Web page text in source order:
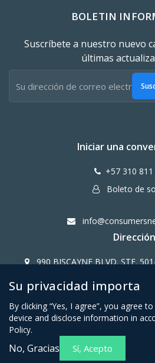
BOLETIN
Suscríbete a nuestro nuevo
últimas
Iniciar una
+57 310
Boleto de
Dirección
990 BISCAYNE BLVD. STE.
Copy Right CONSUMERS
Términos y condiciones para
Su privacidad importa
By clicking “Yes, I agree”, you agree
device and disclose information in
Policy.
No, Gracias Sí, Acepto